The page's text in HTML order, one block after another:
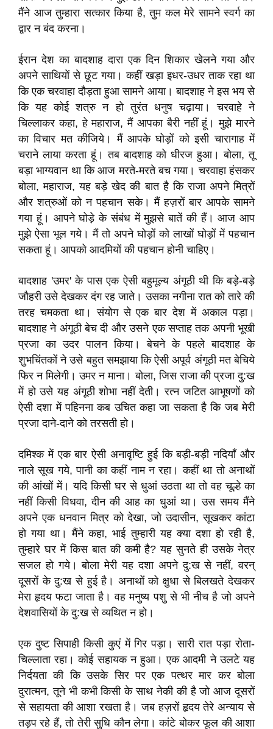
मैंने आज तुम्हारा सत्कार किया है, तुम कल मेरे सामने स्वर्ग का
द्वार न बंद करना।
ईरान देश का बादशाह दारा एक दिन शिकार खेलने गया और
अपने साथियों से छूट गया। कहीं खड़ा इधर-उधर ताक रहा था
कि एक चरवाहा दौड़ता हुआ सामने आया। बादशाह ने इस भय से
कि यह कोई शत्रु न हो तुरंत धनुष चढ़ाया। चरवाहे ने
चिल्लाकर कहा, हे महाराज, मैं आपका बैरी नहीं हूं। मुझे मारने
का विचार मत कीजिये। मैं आपके घोड़ों को इसी चारागाह में
चराने लाया करता हूं। तब बादशाह को धीरज हुआ। बोला, तू
बड़ा भाग्यवान था कि आज मरते-मरते बच गया। चरवाहा हंसकर
बोला, महाराज, यह बड़े खेद की बात है कि राजा अपने मित्रों
और शत्रुओं को न पहचान सके। मैं हज़रों बार आपके सामने
गया हूं। आपने घोड़े के संबंध में मुझसे बातें की हैं। आज आप
मुझे ऐसा भूल गये। मैं तो अपने घोड़ों को लाखों घोड़ों में पहचान
सकता हूं। आपको आदमियों की पहचान होनी चाहिए।
बादशाह 'उमर' के पास एक ऐसी बहुमूल्य अंगूठी थी कि बड़े-बड़े
जौहरी उसे देखकर दंग रह जाते। उसका नगीना रात को तारे की
तरह चमकता था। संयोग से एक बार देश में अकाल पड़ा।
बादशाह ने अंगूठी बेच दी और उसने एक सप्ताह तक अपनी भूखी
प्रजा का उदर पालन किया। बेचने के पहले बादशाह के
शुभचिंतकों ने उसे बहुत समझाया कि ऐसी अपूर्व अंगूठी मत बेचिये
फिर न मिलेगी। उमर न माना। बोला, जिस राजा की प्रजा दु:ख
में हो उसे यह अंगूठी शोभा नहीं देती। रत्‍न जटित आभूषणों को
ऐसी दशा में पहिनना कब उचित कहा जा सकता है कि जब मेरी
प्रजा दाने-दाने को तरसती हो।
दमिश्‍क में एक बार ऐसी अनावृष्टि हुई कि बड़ी-बड़ी नदियॉं और
नाले सूख गये, पानी का कहीं नाम न रहा। कहीं था तो अनाथों
की आंखों में। यदि किसी घर से धुआं उठता था तो वह चूल्हे का
नहीं किसी विधवा, दीन की आह का धुआं था। उस समय मैंने
अपने एक धनवान मित्र को देखा, जो उदासीन, सूखकर कांटा
हो गया था। मैंने कहा, भाई तुम्हारी यह क्या दशा हो रही है,
तुम्हारे घर में किस बात की कमी है? यह सुनते ही उसके नेत्र
सजल हो गये। बोला मेरी यह दशा अपने दु:ख से नहीं, वरन्
दूसरों के दु:ख से हुई है। अनाथों को क्षुधा से बिलखते देखकर
मेरा हृदय फटा जाता है। वह मनुष्य पशु से भी नीच है जो अपने
देशवासियों के दु:ख से व्यथित न हो।
एक दुष्ट सिपाही किसी कुएं में गिर पड़ा। सारी रात पड़ा रोता-
चिल्लाता रहा। कोई सहायक न हुआ। एक आदमी ने उलटे यह
निर्दयता की कि उसके सिर पर एक पत्थर मार कर बोला
दुरात्मन, तूने भी कभी किसी के साथ नेकी की है जो आज दूसरों
से सहायता की आशा रखता है। जब हज़रों हृदय तेरे अन्याय से
तड़प रहे हैं, तो तेरी सुधि कौन लेगा। कांटे बोकर फूल की आशा